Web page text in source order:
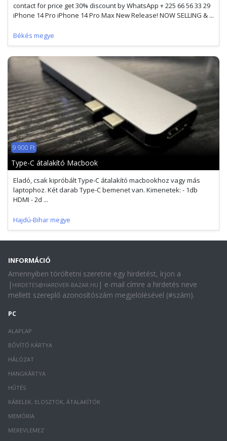
contact for price get 30% discount by WhatsApp + 225 66 56 33 29
iPhone 14 Pro iPhone 14 Pro Max New Release! NOW SELLING & ...
Békés megye
9 900 Ft
Type-C átalakító Macbook
Eladó, csak kipróbált Type-C átalakító macbookhoz vagy más
laptophoz. Két darab Type-C bemenet van. Kimenetek: - 1db
HDMI - 2d ...
Hajdú-Bihar megye
INFORMÁCIÓ
Amennyiben töröltetni szeretne egy hirdetést, írjon a
| HIRDETES@HARDVER-BAZAR.HU | e-mail címre a hirdetés neve
mellett szereplő azonosítószám megjelölésével (#szám).
PC
ALAPLAP
BŐVÍTŐ KÁRTYA
HÁLÓZAT
HANGKÁRTYA
HŰTÉS
KÁBELEK, ELOSZTÓK, ÁTALAKÍTÓK
MEMÓRIA
MEREVLEMEZ